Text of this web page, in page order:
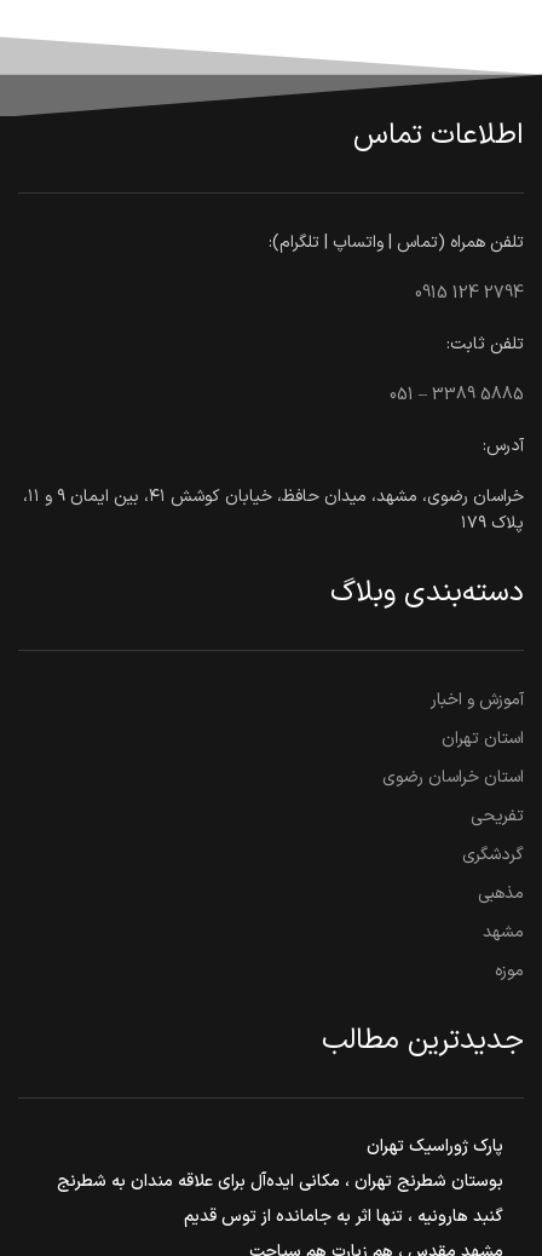
اطلاعات تماس
تلفن همراه (تماس | واتساپ | تلگرام):
0915 124 2794
تلفن ثابت:
051 – 3389 5885
آدرس:
خراسان رضوی، مشهد، میدان حافظ، خیابان کوشش ۴۱، بین ایمان ۹ و ۱۱،
پلاک ۱۷۹
دسته‌بندی وبلاگ
آموزش و اخبار
استان تهران
استان خراسان رضوی
تفریحی
گردشگری
مذهبی
مشهد
موزه
جدیدترین مطالب
پارک ژوراسیک تهران
بوستان شطرنج تهران ، مکانی ایده‌آل برای علاقه مندان به شطرنج
گنبد هارونیه ، تنها اثر به جامانده از توس قدیم